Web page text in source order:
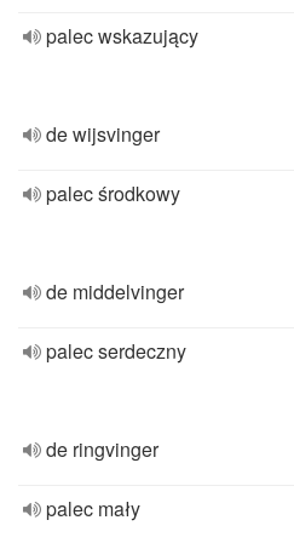
palec wskazujący
de wijsvinger
palec środkowy
de middelvinger
palec serdeczny
de ringvinger
palec mały